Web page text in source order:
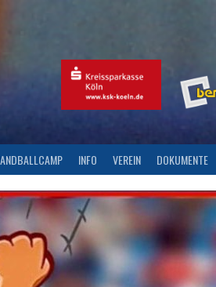
INFO VEREIN DOKUMENTE